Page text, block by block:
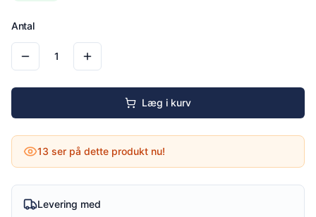
Antal
1
Læg i kurv
13 ser på dette produkt nu!
Levering med